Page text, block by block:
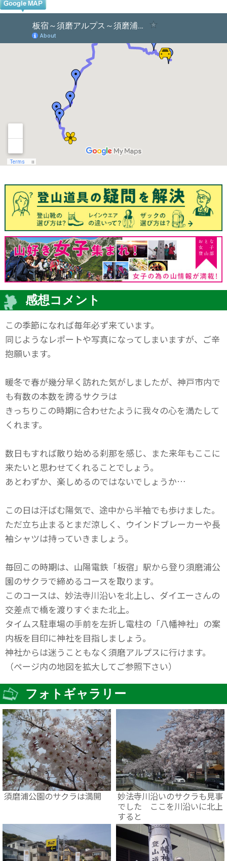
感想コメント
この季節になれば毎年必ず来ています。
同じようなレポートや写真になってしまいますが、ご辛
抱願います。
暖冬で春が幾分早く訪れた気がしましたが、神戸市内で
も有数の本数を誇るサクラは
きっちりこの時期に合わせたように我々の心を満たして
くれます。
数日もすれば散り始める刹那を感じ、また来年もここに
来たいと思わせてくれることでしょう。
あとわずか、楽しめるのではないでしょうか…
この日は汗ばむ陽気で、途中から半袖でも歩けました。
ただ立ち止まるとまだ涼しく、ウインドブレーカーや長
袖シャツは持っていきましょう。
毎回この時期は、山陽電鉄「板宿」駅から登り須磨浦公
園のサクラで締めるコースを取ります。
このコースは、妙法寺川沿いを北上し、ダイエーさんの
交差点で橋を渡りすぐまた北上。
タイムス駐車場の手前を左折し電柱の「八幡神社」の案
内板を目印に神社を目指しましょう。
神社からは迷うこともなく須磨アルプスに行けます。
（ページ内の地図を拡大してご参照下さい）
フォトギャラリー
須磨浦公園のサクラは満開
妙法寺川沿いのサクラも見事
でした ここを川沿いに北上
すると